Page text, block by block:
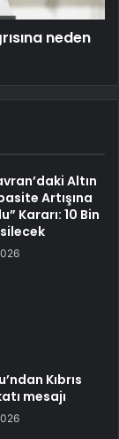
neden
Altın
Artışına
Kararı: 10 Bin
Kıbrıs
mesajı